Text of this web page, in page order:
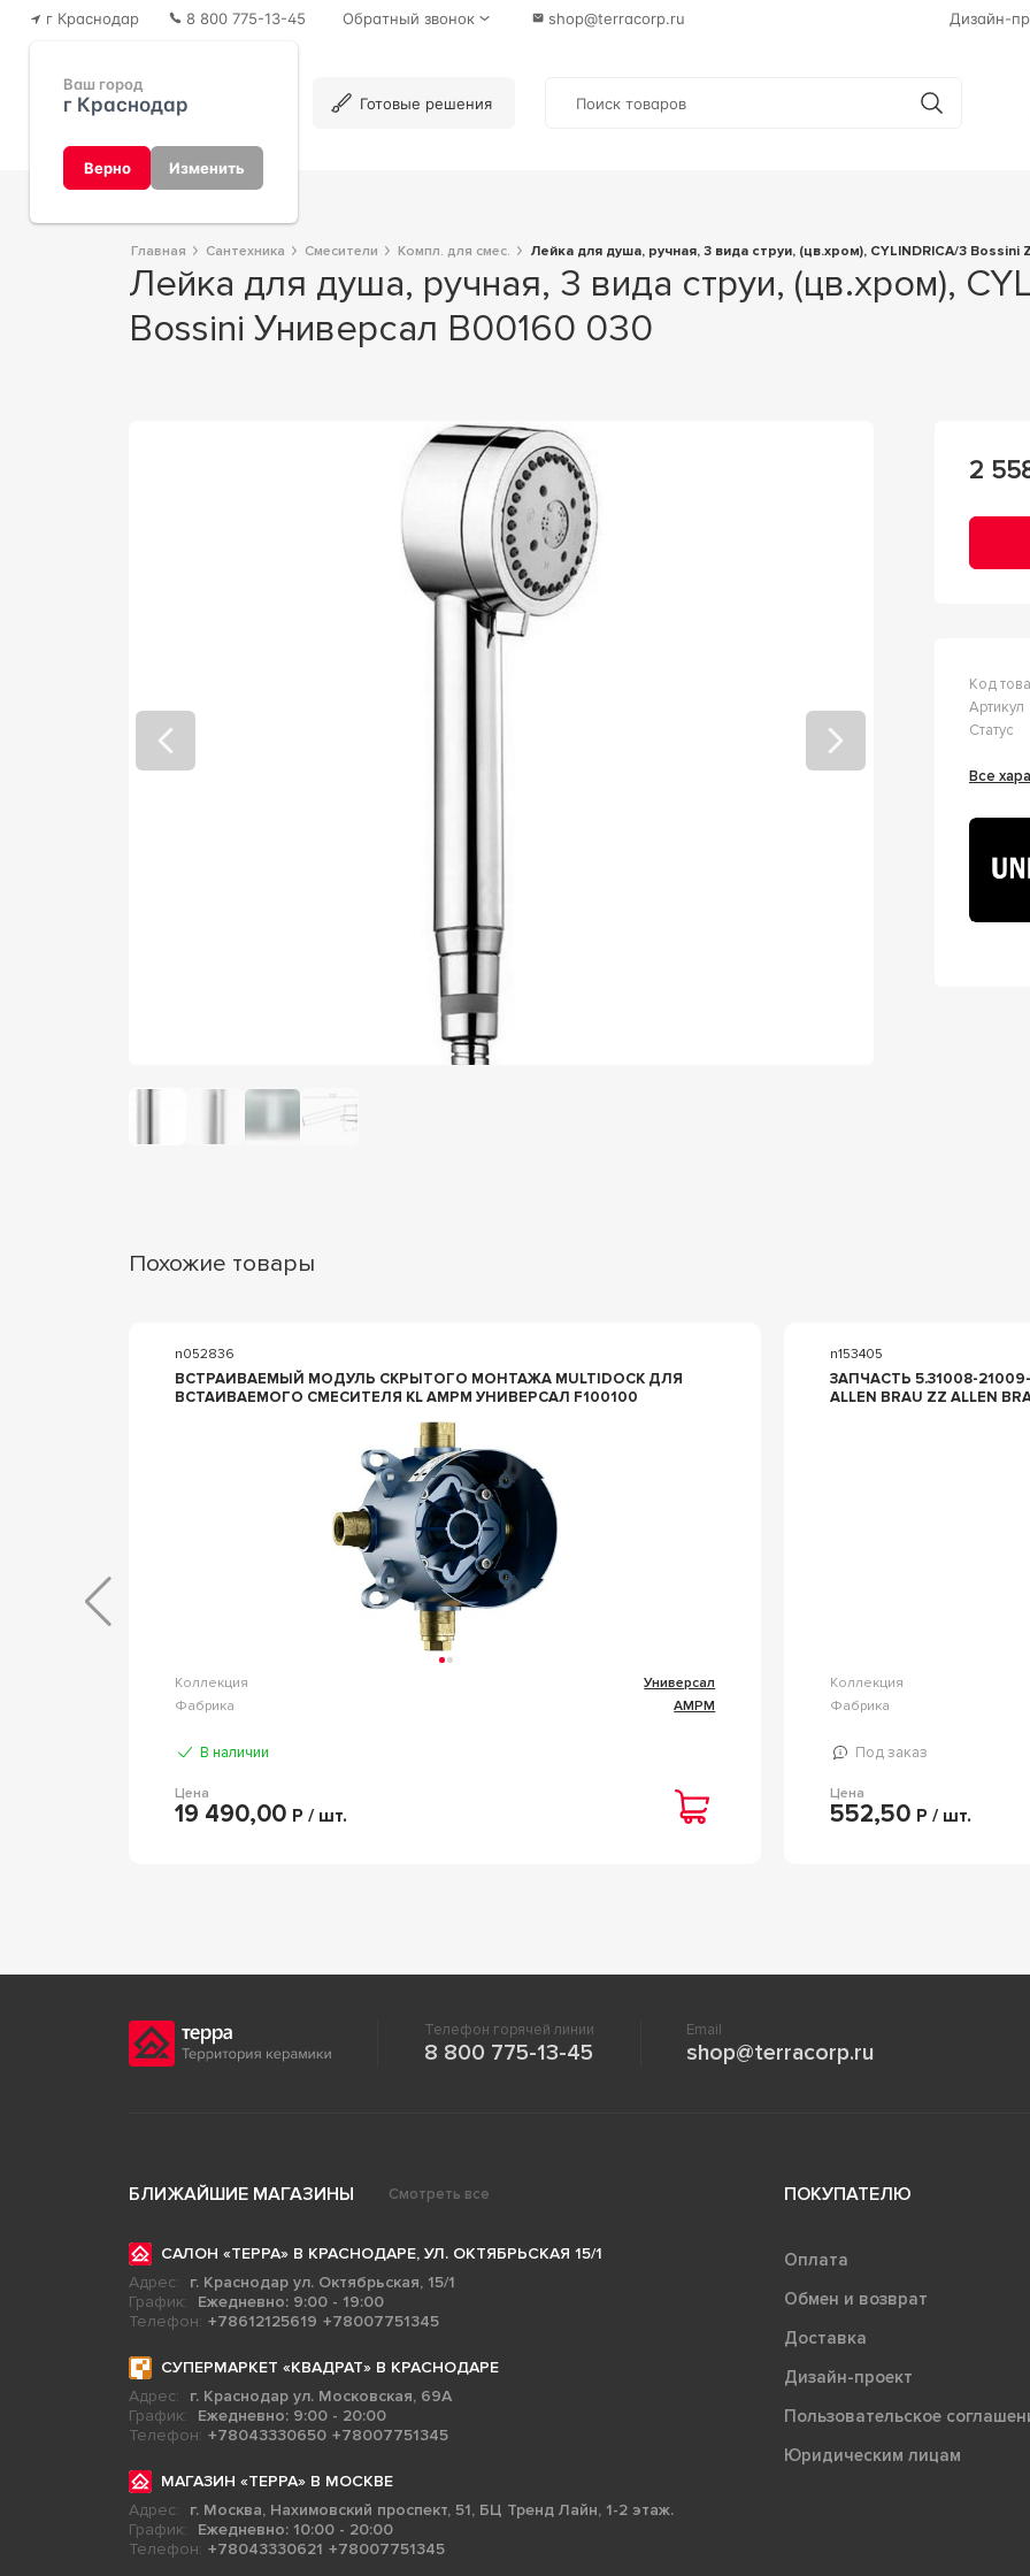
г Краснодар
Ваш город
г Краснодар
Верно Изменить
8 800 775-13-45 Обратный звонок shop@terracorp.ru Дизайн-
Готовые решения
Главная Сантехника Смесители Компл. для смес. Лейка для душа, ручная, 3 вида струи, (цв.хром), CYLINDRICA/3 Bossini
Лейка для душа, ручная, 3 вида струи, (цв.хром), CYLINDRICA/3 Bossini ZZ
Bossini Универсал B00160 030
2
Код
Артикул
Статус
Все
Похожие товары
n052836
ВСТРАИВАЕМЫЙ МОДУЛЬ СКРЫТОГО МОНТАЖА MULTIDOCK ДЛЯ
ВСТАИВАЕМОГО СМЕСИТЕЛЯ KL AMPM УНИВЕРСАЛ F100100
Коллекция
Универсал
Фабрика
AMPM
В наличии
Цена
19 490,00 Р / шт.
n153405
ЗАПЧАСТЬ 5.31008-
ALLEN BRAU ZZ ALLEN
Коллекция
Фабрика
Под заказ
Цена
552,50 Р / шт.
Телефон горячей линии
8 800 775-13-45
Email
shop@terracorp.ru
БЛИЖАЙШИЕ МАГАЗИНЫ Смотреть все
САЛОН «ТЕРРА» В КРАСНОДАРЕ, УЛ. ОКТЯБРЬСКАЯ 15/1
Адрес:
г. Краснодар ул. Октябрьская, 15/1
График:
Ежедневно: 9:00 - 19:00
Телефон: +78612125619 +78007751345
СУПЕРМАРКЕТ «КВАДРАТ» В КРАСНОДАРЕ
Адрес:
г. Краснодар ул. Московская, 69А
График:
Ежедневно: 9:00 - 20:00
Телефон: +78043330650 +78007751345
МАГАЗИН «ТЕРРА» В МОСКВЕ
Адрес:
г. Москва, Нахимовский проспект, 51, БЦ Тренд Лайн, 1-2 этаж.
График:
Ежедневно: 10:00 - 20:00
Телефон: +78043330621 +78007751345
ПОКУПАТЕЛЮ
Оплата
Обмен и возврат
Доставка
Дизайн-проект
Пользовательское
Юридическим лицам